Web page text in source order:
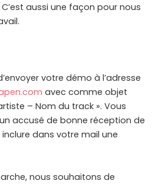
aussi une façon pour nous
votre démo à l’adresse
avec comme objet
– Nom du track ». Vous
accusé de bonne réception de
inclure dans votre mail une
nous souhaitons de